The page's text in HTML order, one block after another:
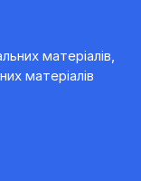
матеріалів,
матеріалів